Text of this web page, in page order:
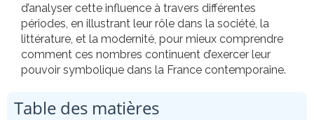
d’analyser cette influence à travers différentes
périodes, en illustrant leur rôle dans la société, la
littérature, et la modernité, pour mieux comprendre
comment ces nombres continuent d’exercer leur
pouvoir symbolique dans la France contemporaine.
Table des matières